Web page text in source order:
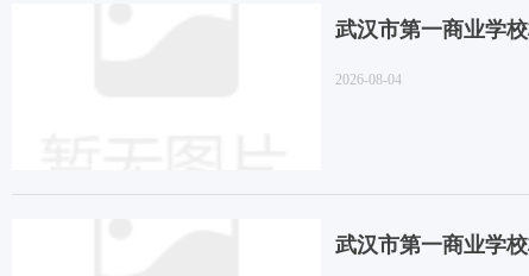
武汉市第一商业学
2026-08-04
武汉市第一商业学